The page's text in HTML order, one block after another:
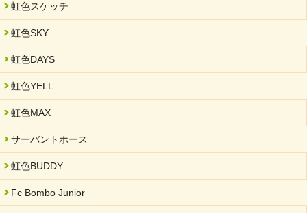
2025/03/01
餅つき大会を開催しました
2025/01/31
「可児の企業魅力発見フェア」に出展しました
就労継続支援B型「エコボール」事業を始めました
2024/09/10
2024/08/26
虹色スケッチ
虹色SKY
虹色DAYS
虹色YELL
虹色MAX
サーバントホース
虹色BUDDY
Fc Bombo Junior